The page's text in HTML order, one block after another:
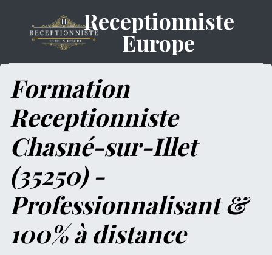
Receptionniste
Europe
Formation
Receptionniste
Chasné-sur-Illet
(35250) -
Professionnalisant &
100% à distance